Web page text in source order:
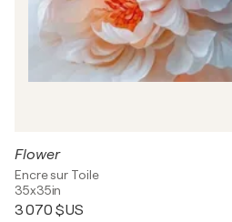
Flower
Encre sur Toile
35x35in
3 070 $US